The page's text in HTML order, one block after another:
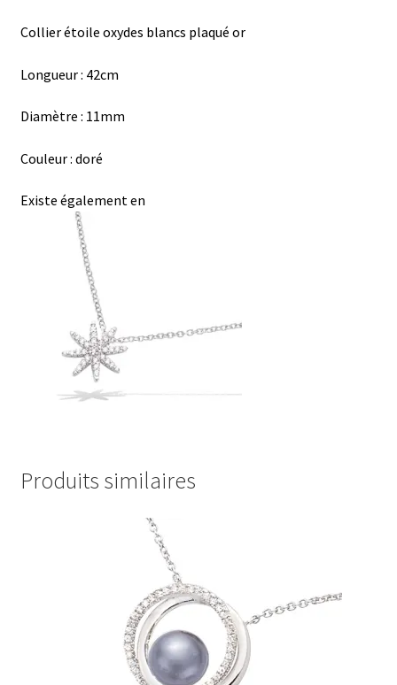
Collier étoile oxydes blancs plaqué or
Longueur : 42cm
Diamètre : 11mm
Couleur : doré
Existe également en
Produits similaires